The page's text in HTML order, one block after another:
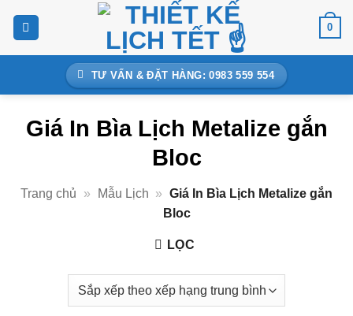
0
TƯ VẤN & ĐẶT HÀNG: 0983 559 554
Giá In Bìa Lịch Metalize gắn
Bloc
Trang chủ » Mẫu Lịch » Giá In Bìa Lịch Metalize gắn
Bloc
LỌC